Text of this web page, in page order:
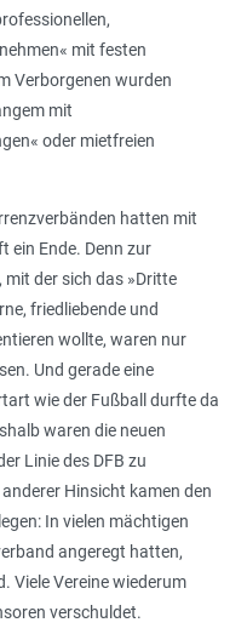
mit festen
Verborgenen wurden
mit
oder mietfreien
hatten mit
ein Ende. Denn zur
mit der sich das »Dritte
friedliebende und
wollte, waren nur
Und gerade eine
wie der Fußball durfte da
waren die neuen
Linie des DFB zu
Hinsicht kamen den
In vielen mächtigen
angeregt hatten,
Viele Vereine wiederum
verschuldet.